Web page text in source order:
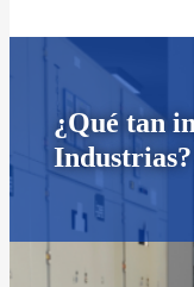
¿Qué tan
Industrias?